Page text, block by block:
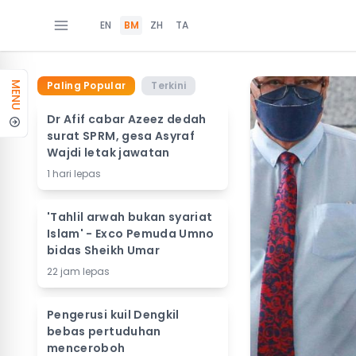
EN BM ZH TA
MENU Paling Popular Terkini
Dr Afif cabar Azeez dedah
surat SPRM, gesa Asyraf
Wajdi letak jawatan
1 hari lepas
'Tahlil arwah bukan syariat
Islam' - Exco Pemuda Umno
bidas Sheikh Umar
22 jam lepas
Pengerusi kuil Dengkil
bebas pertuduhan
menceroboh